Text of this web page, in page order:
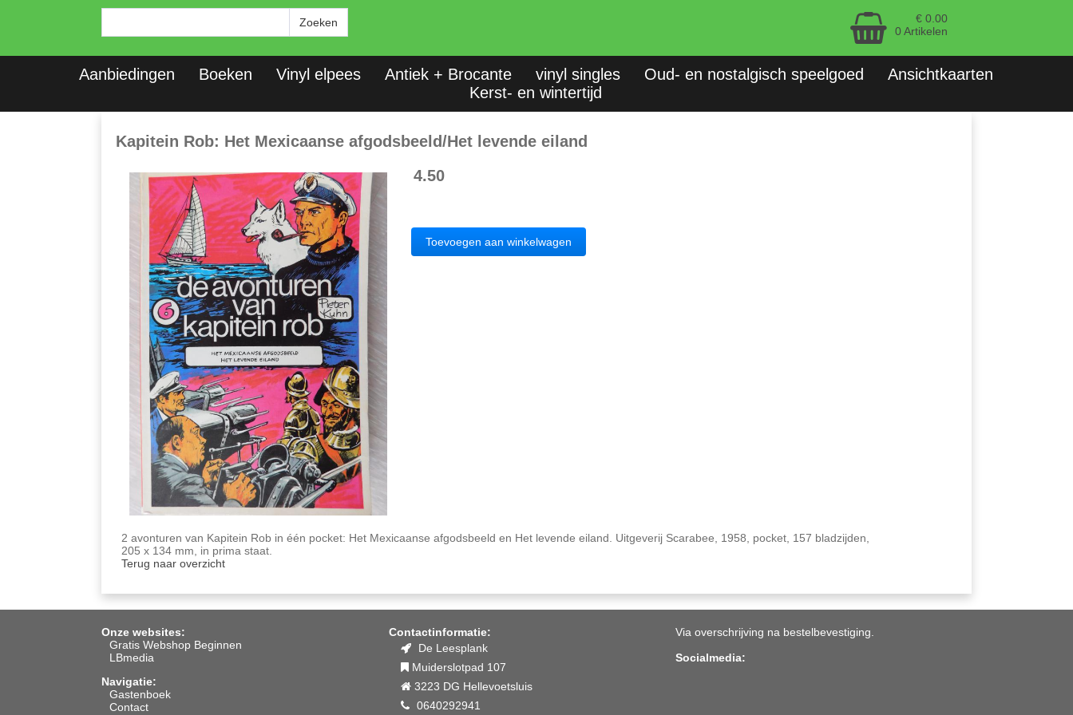
€ 0.00
0 Artikelen
Aanbiedingen Boeken Vinyl elpees Antiek + Brocante vinyl singles Oud- en nostalgisch speelgoed
Ansichtkaarten
Kerst- en wintertijd
Kapitein Rob: Het Mexicaanse afgodsbeeld/Het levende eiland
4.50
2 avonturen van Kapitein Rob in één pocket: Het Mexicaanse afgodsbeeld en Het levende eiland. Uitgeverij Scarabee, 1958, pocket, 157 bladzijden,
205 x 134 mm, in prima staat.
Terug naar overzicht
Onze websites:
Gratis Webshop Beginnen
LBmedia
Navigatie:
Gastenboek
Contact
Contactinformatie:
De Leesplank
Muiderslotpad 107
3223 DG Hellevoetsluis
0640292941
Via overschrijving na bestelbevestiging.
Socialmedia: